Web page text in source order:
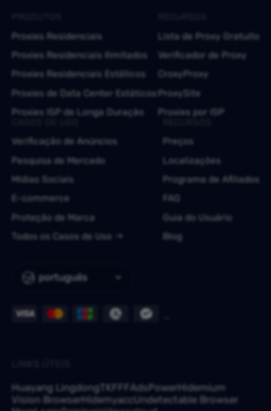
português
Proxies Residenciais
Proxies Residenciais Ilimitados
Proxies Residenciais Estáticos
Proxies de Data Center Estáticos
Proxies ISP de Longa Duração
Lista de Proxy Gratuito
Verificador de Proxy
CroxyProxy
ProxySite
Proxies por ISP
Verificação de Anúncios
Pesquisa de Mercado
Mídias Sociais
E-commerce
Proteção de Marca
Todos os Casos de Uso
Preços
Localizações
Programa de Afiliados
FAQ
Guia do Usuário
Blog
Huayang Lingdong TKFFF AdsPowerHidemium
Vision BrowserHidemyaccUndetectable Browser